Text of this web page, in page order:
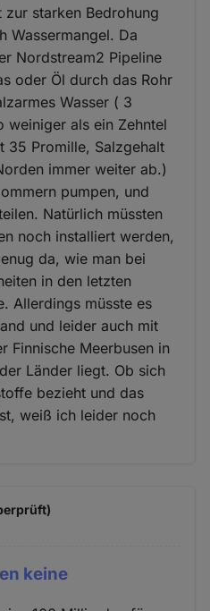
starken Bedrohung
Wassermangel. Da
Nordstream2 Pipeline
oder Öl durch das Rohr
Wasser ( 3
weiniger als ein Zehntel
35 Promille, Salzgehalt
immer weiter ab.)
pumpen, und
Natürlich müssten
noch installiert werden,
da, wie man bei
in den letzten
Allerdings müsste es
und leider auch mit
Finnische Meerbusen in
Länder liegt. Ob sich
bezieht und das
weiß ich leider noch
keine